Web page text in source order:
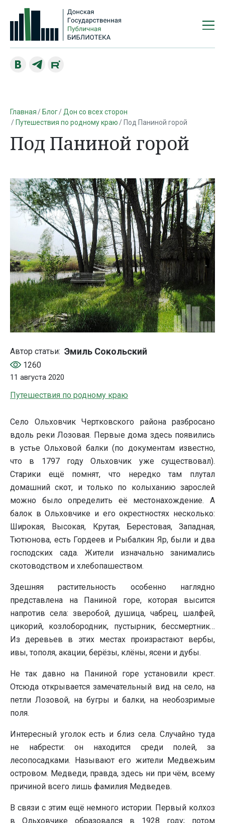
Главная Блог
Дон со всех сторон
Путешествия по родному краю
Под Паниной горой
Под Паниной горой
Автор статьи: Эмиль Сокольский
1260
11 августа 2020
Путешествия по родному краю
Село Ольховчик Чертковского района разбросано
вдоль реки Лозовая. Первые дома здесь появились
в устье Ольховой балки (по документам известно,
что в 1797 году Ольховчик уже существовал).
Старики ещё помнят, что нередко там плутал
домашний скот, и только по колыханию зарослей
можно было определить её местонахождение. А
балок в Ольховчике и его окрестностях несколько:
Широкая, Высокая, Крутая, Берестовая, Западная,
Тютюнова, есть Гордеев и Рыбалкин Яр, были и два
господских сада. Жители изначально занимались
скотоводством и хлебопашеством.
Здешняя растительность особенно наглядно
представлена на Паниной горе, которая высится
напротив села: зверобой, душица, чабрец, шалфей,
цикорий, козлобородник, пустырник, бессмертник…
Из деревьев в этих местах произрастают вербы,
ивы, тополя, акации, берёзы, клёны, ясени и дубы.
Не так давно на Паниной горе установили крест.
Отсюда открывается замечательный вид на село, на
петли Лозовой, на бугры и балки, на необозримые
поля.
Интересный уголок есть и близ села. Случайно туда
не набрести: он находится среди полей, за
лесопосадками. Называют его жители Медвежьим
островом. Медведи, правда, здесь ни при чём, всему
причиной всего лишь фамилия Медведев.
В связи с этим ещё немного истории. Первый колхоз
в Ольховчике образовался в 1928 году; потом